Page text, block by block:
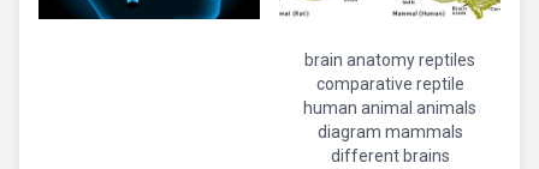
brain anatomy reptiles
comparative reptile
human animal animals
diagram mammals
different brains